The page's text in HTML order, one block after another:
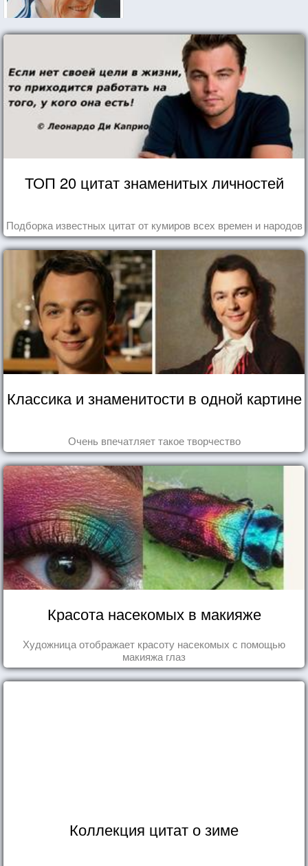
ТОП 20 цитат знаменитых личностей
Подборка известных цитат от кумиров всех времен и народов
Классика и знаменитости в одной картине
Очень впечатляет такое творчество
Красота насекомых в макияже
Художница отображает красоту насекомых с помощью
макияжа глаз
Коллекция цитат о зиме